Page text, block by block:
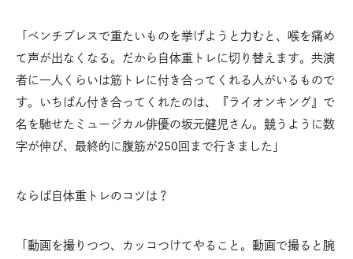
「ベンチプレスで重たいものを挙げようと力むと、喉を痛め
て声が出なくなる。だから自体重トレに切り替えます。共演
者に一人くらいは筋トレに付き合ってくれる人がいるもので
す。いちばん付き合ってくれたのは、『ライオンキング』で
名を馳せたミュージカル俳優の坂元健児さん。競うように数
字が伸び、最終的に腹筋が250回まで行きました」
ならば自体重トレのコツは？
「動画を撮りつつ、カッコつけてやること。動画で撮ると腕